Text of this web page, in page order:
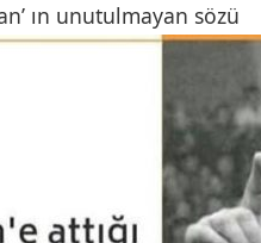
ın unutulmayan sözü